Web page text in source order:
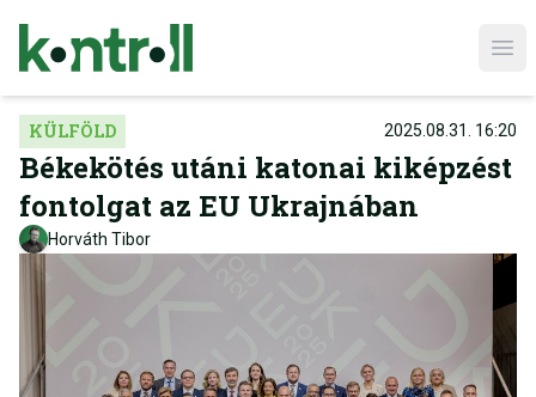
KÜLFÖLD 2025.08.31. 16:20
Békekötés utáni katonai kiképzést
fontolgat az EU Ukrajnában
Horváth Tibor